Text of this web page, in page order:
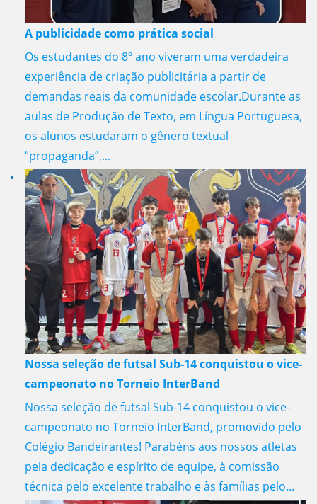
A publicidade como prática social
Os estudantes do 8º ano viveram uma verdadeira
experiência de criação publicitária a partir de
demandas reais da comunidade escolar.Durante as
aulas de Produção de Texto, em Língua Portuguesa,
os alunos estudaram o gênero textual
“propaganda”,...
Nossa seleção de futsal Sub-14 conquistou o vice-
campeonato no Torneio InterBand
Nossa seleção de futsal Sub-14 conquistou o vice-
campeonato no Torneio InterBand, promovido pelo
Colégio Bandeirantes! Parabéns aos nossos atletas
pela dedicação e espírito de equipe, à comissão
técnica pelo excelente trabalho e às famílias pelo...